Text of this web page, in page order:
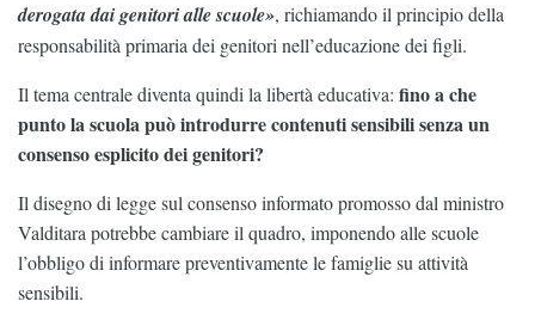
derogata dai genitori alle scuole», richiamando il principio della
responsabilità primaria dei genitori nell’educazione dei figli.
Il tema centrale diventa quindi la libertà educativa: fino a che
punto la scuola può introdurre contenuti sensibili senza un
consenso esplicito dei genitori?
Il disegno di legge sul consenso informato promosso dal ministro
Valditara potrebbe cambiare il quadro, imponendo alle scuole
l’obbligo di informare preventivamente le famiglie su attività
sensibili.